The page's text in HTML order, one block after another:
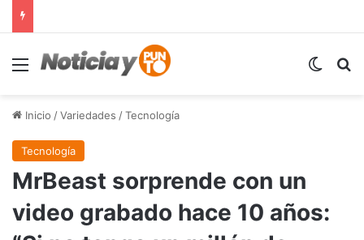
Menú
Inicio /Variedades /Tecnología
Tecnología
MrBeast sorprende con un
video grabado hace 10 años: